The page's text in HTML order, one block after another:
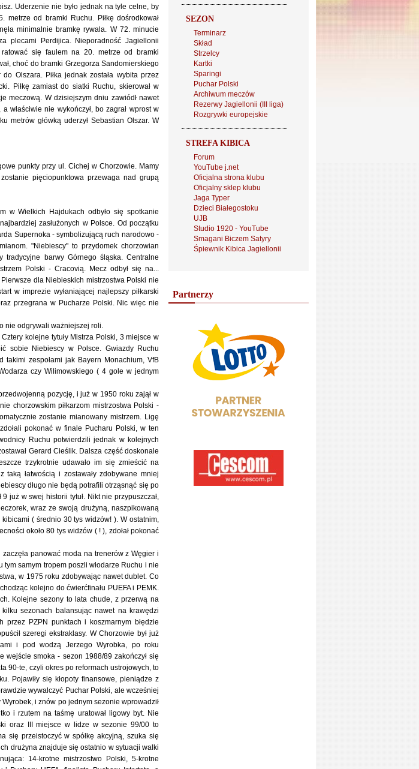
Uderzenie nie było jednak na tyle celne, by
metrze od bramki Ruchu. Piłkę dośrodkował
minimalnie bramkę rywala. W 72. minucie
plecami Perdijica. Nieporadność Jagiellonii
ratować się faulem na 20. metrze od bramki
choć do bramki Grzegorza Sandomierskiego
Olszara. Piłka jednak została wybita przez
Piłkę zamiast do siatki Ruchu, skierował w
meczową. W dzisiejszym dniu zawiódł nawet
właściwie nie wykończył, bo zagrał wprost w
metrów główką uderzył Sebastian Olszar. W
punkty przy ul. Cichej w Chorzowie. Mamy
pięciopunktowa przewaga nad grupą
w Wielkich Hajdukach odbyło się spotkanie
zasłużonych w Polsce. Od początku
Supernoka - symbolizującą ruch narodowo -
"Niebiescy" to przydomek chorzowian
tradycyjne barwy Górnego śląska. Centralne
Polski - Cracovią. Mecz odbył się na...
dla Niebieskich mistrzostwa Polski nie
w imprezie wyłaniającej najlepszy piłkarski
przegrana w Pucharze Polski. Nic więc nie
nie odgrywali ważniejszej roli.
kolejne tytuły Mistrza Polski, 3 miejsce w
sobie Niebiescy w Polsce. Gwiazdy Ruchu
zespołami jak Bayern Monachium, VfB
czy Wilimowskiego ( 4 gole w jednym
pozycję, i już w 1950 roku zajął w
chorzowskim piłkarzom mistrzostwa Polski -
zostanie mianowany mistrzem. Ligę
pokonać w finale Pucharu Polski, w ten
Ruchu potwierdzili jednak w kolejnych
Gerard Cieślik. Dalsza część doskonale
trzykrotnie udawało im się zmieścić na
taką łatwością i zostawały zdobywane mniej
długo nie będą potrafili otrząsnąć się po
już w swej historii tytuł. Nikt nie przypuszczał,
wraz ze swoją drużyną, naszpikowaną
( średnio 30 tys widzów! ). W ostatnim,
około 80 tys widzów ( ! ), zdołał pokonać
panować moda na trenerów z Węgier i
samym tropem poszli włodarze Ruchu i nie
w 1975 roku zdobywając nawet dublet. Co
kolejno do ćwierćfinału PUEFA i PEMK.
Kolejne sezony to lata chude, z przerwą na
sezonach balansując nawet na krawędzi
przez PZPN punktach i koszmarnym błędzie
szeregi ekstraklasy. W Chorzowie był już
i pod wodzą Jerzego Wyrobka, po roku
wejście smoka - sezon 1988/89 zakończył się
90-te, czyli okres po reformach ustrojowych, to
Pojawiły się kłopoty finansowe, pieniądze z
wywalczyć Puchar Polski, ale wcześniej
i znów po jednym sezonie wprowadził
i rzutem na taśmę uratował ligowy byt. Nie
oraz III miejsce w lidze w sezonie 99/00 to
się przeistoczyć w spółkę akcyjną, szuka się
drużyna znajduje się ostatnio w sytuacji walki
14-krotne mistrzostwo Polski, 5-krotne
SEZON
Terminarz
Skład
Strzelcy
Kartki
Sparingi
Puchar Polski
Archiwum meczów
Rezerwy Jagiellonii (III liga)
Rozgrywki europejskie
STREFA KIBICA
Forum
YouTube j.net
Oficjalna strona klubu
Oficjalny sklep klubu
Jaga Typer
Dzieci Białegostoku
UJB
Studio 1920 - YouTube
Smagani Biczem Satyry
Śpiewnik Kibica Jagiellonii
Partnerzy